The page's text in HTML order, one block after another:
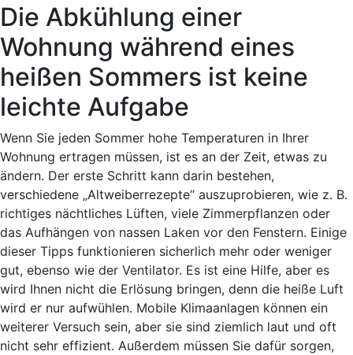
Die Abkühlung einer
Wohnung während eines
heißen Sommers ist keine
leichte Aufgabe
Wenn Sie jeden Sommer hohe Temperaturen in Ihrer
Wohnung ertragen müssen, ist es an der Zeit, etwas zu
ändern. Der erste Schritt kann darin bestehen,
verschiedene „Altweiberrezepte“ auszuprobieren, wie z. B.
richtiges nächtliches Lüften, viele Zimmerpflanzen oder
das Aufhängen von nassen Laken vor den Fenstern. Einige
dieser Tipps funktionieren sicherlich mehr oder weniger
gut, ebenso wie der Ventilator. Es ist eine Hilfe, aber es
wird Ihnen nicht die Erlösung bringen, denn die heiße Luft
wird er nur aufwühlen. Mobile Klimaanlagen können ein
weiterer Versuch sein, aber sie sind ziemlich laut und oft
nicht sehr effizient. Außerdem müssen Sie dafür sorgen,